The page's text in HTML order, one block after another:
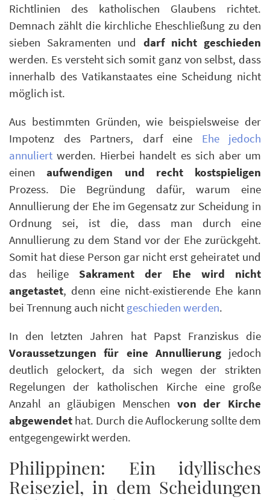
Richtlinien des katholischen Glaubens richtet.
Demnach zählt die kirchliche Eheschließung zu den
sieben Sakramenten und darf nicht geschieden
werden. Es versteht sich somit ganz von selbst, dass
innerhalb des Vatikanstaates eine Scheidung nicht
möglich ist.
Aus bestimmten Gründen, wie beispielsweise der
Impotenz des Partners, darf eine Ehe jedoch
annuliert werden. Hierbei handelt es sich aber um
einenaufwendigen und recht kostspieligen
Prozess. Die Begründung dafür, warum eine
Annullierung der Ehe im Gegensatz zur Scheidung in
Ordnung sei, ist die, dass man durch eine
Annullierung zu dem Stand vor der Ehe zurückgeht.
Somit hat diese Person gar nicht erst geheiratet und
das heilige Sakrament der Ehe wird nicht
angetastet, denn eine nicht-existierende Ehe kann
bei Trennung auch nicht geschieden werden.
In den letzten Jahren hat Papst Franziskus die
Voraussetzungen für eine Annullierungjedoch
deutlich gelockert, da sich wegen der strikten
Regelungen der katholischen Kirche eine große
Anzahl an gläubigen Menschen von der Kirche
abgewendet hat. Durch die Auflockerung sollte dem
entgegengewirkt werden.
Philippinen: Ein idyllisches
Reiseziel, in dem Scheidungen